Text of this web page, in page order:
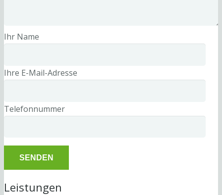
Ihr Name
Ihre E-Mail-Adresse
Telefonnummer
Leistungen